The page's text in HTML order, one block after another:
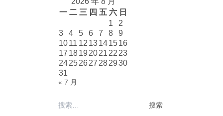
一 二 三 四 五 六 日
1
2
3
4 5 6 7 8
9
1011 12 13141516
17 1819 2021 22 23
24252627 282930
31
« 7 月
搜